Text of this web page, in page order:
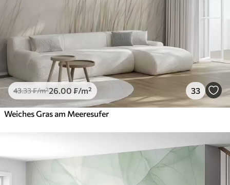
43.33₣/m²26 .00 ₣/m² 33
Weiches Gras am Meeresufer